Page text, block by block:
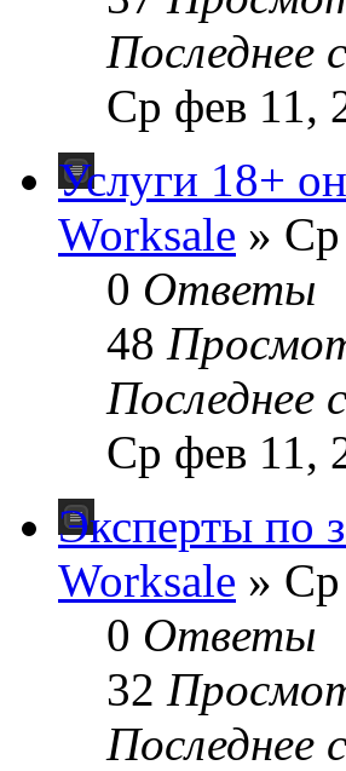
Последнее
Ср фев 11,
Услуги 18+
Worksale »
0 Ответы
48
Последнее
Ср фев 11,
Эксперты по
Worksale »
0 Ответы
32
Последнее